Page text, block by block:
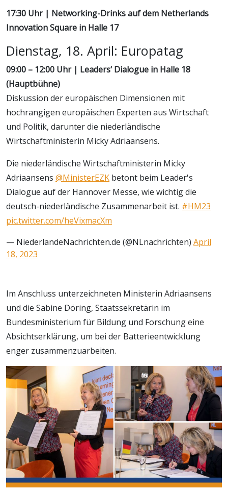
17:30 Uhr | Networking-Drinks auf dem Netherlands
Innovation Square in Halle 17
Dienstag, 18. April: Europatag
09:00 – 12:00 Uhr | Leaders‘ Dialogue in Halle 18
(Hauptbühne)
Diskussion der europäischen Dimensionen mit
hochrangigen europäischen Experten aus Wirtschaft
und Politik, darunter die niederländische
Wirtschaftministerin Micky Adriaansens.
Die niederländische Wirtschaftministerin Micky
Adriaansens @MinisterEZK betont beim Leader's
Dialogue auf der Hannover Messe, wie wichtig die
deutsch-niederländische Zusammenarbeit ist. #HM23
pic.twitter.com/heVixmacXm
— NiederlandeNachrichten.de (@NLnachrichten) April
18, 2023
Im Anschluss unterzeichneten Ministerin Adriaansens
und die Sabine Döring, Staatssekretärin im
Bundesministerium für Bildung und Forschung eine
Absichtserklärung, um bei der Batterieentwicklung
enger zusammenzuarbeiten.